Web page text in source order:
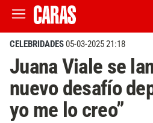
CELEBRIDADES05-03-2025 21:18
Juana Viale se
nuevo desafío
yo me lo creo”